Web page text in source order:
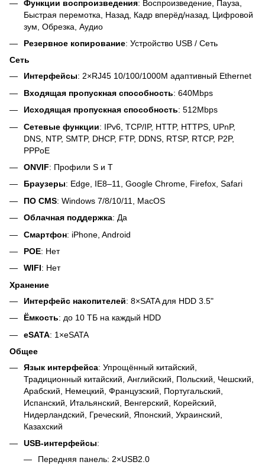
Функции воспроизведения: Воспроизведение, Пауза,
Быстрая перемотка, Назад, Кадр вперёд/назад, Цифровой
зум, Обрезка, Аудио
Резервное копирование: Устройство USB / Сеть
Сеть
Интерфейсы: 2×RJ45 10/100/1000М адаптивный Ethernet
Входящая пропускная способность: 640Mbps
Исходящая пропускная способность: 512Mbps
Сетевые функции: IPv6, TCP/IP, HTTP, HTTPS, UPnP,
DNS, NTP, SMTP, DHCP, FTP, DDNS, RTSP, RTCP, P2P,
PPPoE
ONVIF: Профили S и T
Браузеры: Edge, IE8–11, Google Chrome, Firefox, Safari
ПО CMS: Windows 7/8/10/11, MacOS
Облачная поддержка: Да
Смартфон: iPhone, Android
POE: Нет
WIFI: Нет
Хранение
Интерфейс накопителей: 8×SATA для HDD 3.5"
Ёмкость: до 10 ТБ на каждый HDD
eSATA: 1×eSATA
Общее
Язык интерфейса: Упрощённый китайский,
Традиционный китайский, Английский, Польский, Чешский,
Арабский, Немецкий, Французский, Португальский,
Испанский, Итальянский, Венгерский, Корейский,
Нидерландский, Греческий, Японский, Украинский,
Казахский
USB-интерфейсы:
Передняя панель: 2×USB2.0